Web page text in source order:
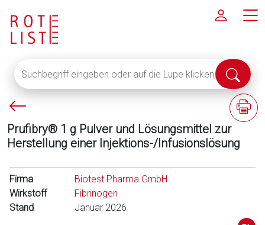
eingeben
oder
auf
die
Lupe
klicken,
um
alle
Fachinformationen
anzuzeigen
Suche
P
e
i
l
i
n
Prufibry® 1 g Pulver und Lösungsmittel zur
Herstellung einer Injektions-/Infusionslösung
F
a
r
Firma
Biotest Pharma GmbH
Wirkstoff
Fibrinogen
Stand
Januar 2026